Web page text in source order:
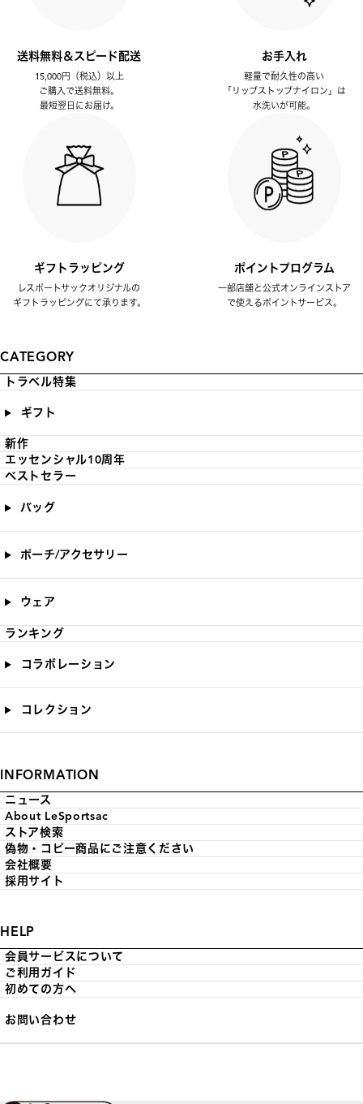
送料無料＆スピード配送
15,000円（税込）以上
ご購入で送料無料。
最短翌日にお届け。
お手入れ
軽量で耐久性の高い
「リップストップナイロン」は
水洗いが可能。
ギフトラッピング
レスポートサックオリジナルの
ギフトラッピングにて承ります。
ポイントプログラム
一部店舗と公式オンラインストア
で使えるポイントサービス。
CATEGORY
トラベル特集
ギフト
新作
エッセンシャル10周年
ベストセラー
バッグ
ポーチ/アクセサリー
ウェア
ランキング
コラボレーション
コレクション
INFORMATION
ニュース
About LeSportsac
ストア検索
偽物・コピー商品にご注意ください
会社概要
採用サイト
HELP
会員サービスについて
ご利用ガイド
初めての方へ
お問い合わせ